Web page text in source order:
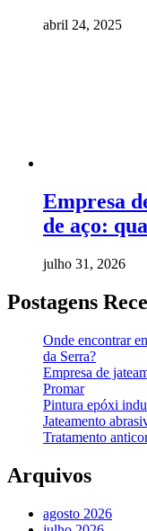
abril 24, 2025
Empresa
de aço:
julho 31, 2026
Postagens
Onde encontrar
da Serra?
Empresa de
Promar
Pintura epóxi
Jateamento
Tratamento
Arquivos
agosto 2026